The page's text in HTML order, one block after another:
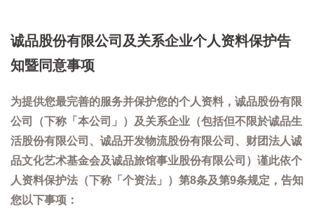
诚品股份有限公司及关系企业个人资料保护告
知暨同意事项
为提供您最完善的服务并保护您的个人资料，诚品股份有限
公司（下称「本公司」）及关系企业（包括但不限於诚品生
活股份有限公司、诚品开发物流股份有限公司、财团法人诚
品文化艺术基金会及诚品旅馆事业股份有限公司）谨此依个
人资料保护法（下称「个资法」）第8条及第9条规定，告知
您以下事项：